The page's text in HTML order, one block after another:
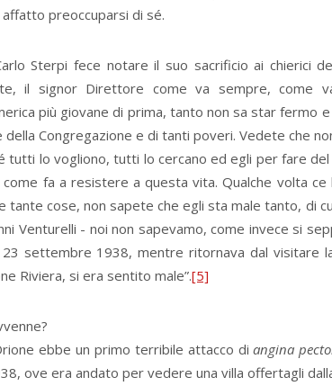
affatto preoccuparsi di sé.
Sterpi fece notare il suo sacrificio ai chierici
il signor Direttore come va sempre, come
più giovane di prima, tanto non sa star fermo
della Congregazione e di tanti poveri. Vedete che
tutti lo vogliono, tutti lo cercano ed egli per fare
come fa a resistere a questa vita. Qualche volta
tante cose, non sapete che egli sta male tanto, di
Venturelli - noi non sapevamo, come invece si
23 settembre 1938, mentre ritornava dal visitare
Riviera, si era sentito male”.[5]
ebbe un primo terribile attacco diangina
ove era andato per vedere una villa offertagli